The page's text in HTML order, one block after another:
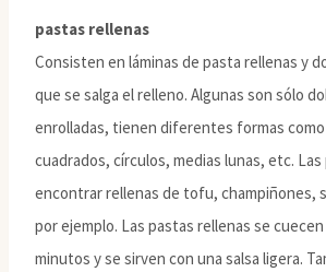
pastas rellenas
Consisten en láminas de pasta rellenas y
que se salga el relleno. Algunas son sólo
enrolladas, tienen diferentes formas como
cuadrados, círculos, medias lunas, etc. Las
encontrar rellenas de tofu, champiñones,
por ejemplo. Las pastas rellenas se
minutos y se sirven con una salsa ligera.